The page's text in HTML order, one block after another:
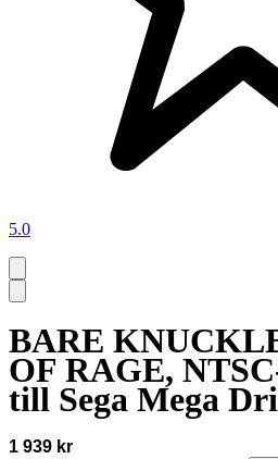
5.0
BARE
OF RAGE,
till Sega Mega
1 939 kr